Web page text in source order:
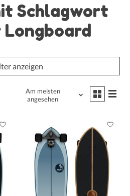
Schlagwort
Longboard
anzeigen
Am meisten
angesehen